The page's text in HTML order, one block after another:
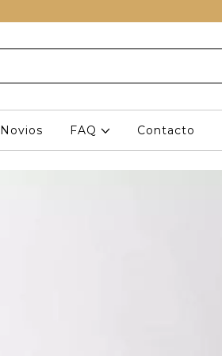
Novios FAQ Contacto